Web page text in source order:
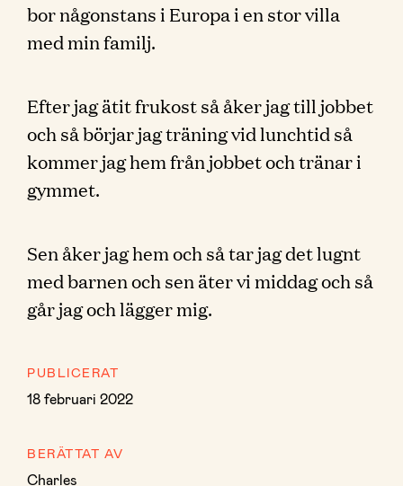
bor någonstans i Europa i en stor villa
med min familj.
Efter jag ätit frukost så åker jag till jobbet
och så börjar jag träning vid lunchtid så
kommer jag hem från jobbet och tränar i
gymmet.
Sen åker jag hem och så tar jag det lugnt
med barnen och sen äter vi middag och så
går jag och lägger mig.
PUBLICERAT
18 februari 2022
BERÄTTAT AV
Charles